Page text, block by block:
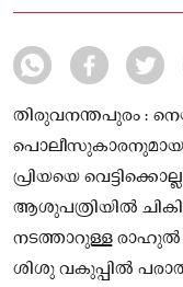
തിരുവനന്തപുരം :
പ്രിയയെ
ആശുപത്രിയില്‍
നടത്താറുള്ള രാഹുൽ
ശിശു വകുപ്പില്‍